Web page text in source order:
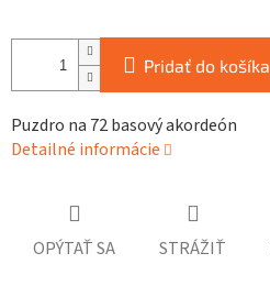
Pridať do košíka
Puzdro na 72 basový akordeón
Detailné informácie
OPÝTAŤ SA STRÁŽIŤ